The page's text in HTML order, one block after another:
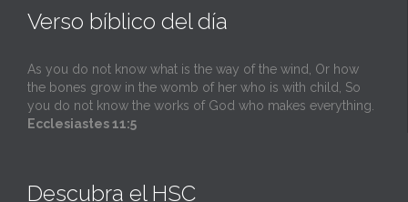
Verso bíblico del día
As you do not know what is the way of the wind, Or how
the bones grow in the womb of her who is with child, So
you do not know the works of God who makes everything.
Ecclesiastes 11:5
Descubra el HSC